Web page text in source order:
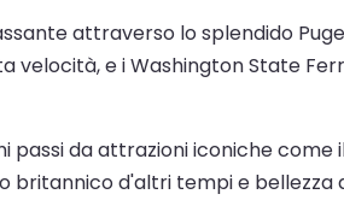
attraverso lo splendido
e i Washington State
da attrazioni iconiche come
britannico d'altri tempi e